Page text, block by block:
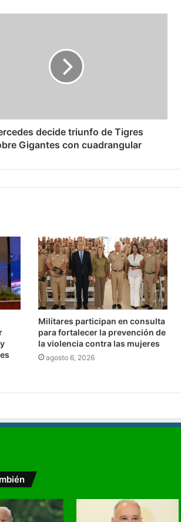
decide triunfo de Tigres
Gigantes con cuadrangular
Militares participan en consulta
para fortalecer la prevención de
la violencia contra las mujeres
agosto 6, 2026